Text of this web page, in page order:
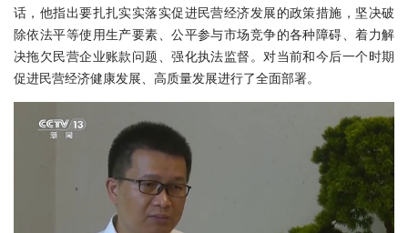
话，他指出要扎扎实实落实促进民营经济发展的政策措施，坚决破
除依法平等使用生产要素、公平参与市场竞争的各种障碍、着力解
决拖欠民营企业账款问题、强化执法监督。对当前和今后一个时期
促进民营经济健康发展、高质量发展进行了全面部署。